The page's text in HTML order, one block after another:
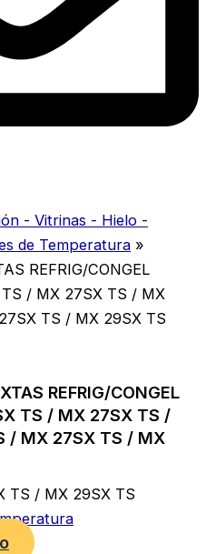
- Vitrinas - Hielo -
de Temperatura »
REFRIG/CONGEL
TS / MX 27SX TS / MX
TS / MX 29SX TS
REFRIG/CONGEL
TS / MX 27SX TS /
/ MX 27SX TS / MX
TS / MX 29SX TS